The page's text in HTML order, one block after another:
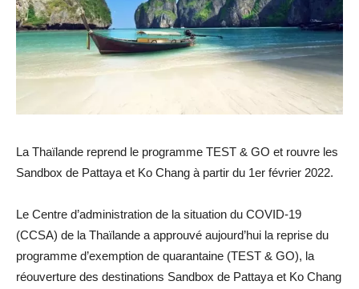
La Thaïlande reprend le programme TEST & GO et rouvre les
Sandbox de Pattaya et Ko Chang à partir du 1er février 2022.
Le Centre d’administration de la situation du COVID-19
(CCSA) de la Thaïlande a approuvé aujourd’hui la reprise du
programme d’exemption de quarantaine (TEST & GO), la
réouverture des destinations Sandbox de Pattaya et Ko Chang